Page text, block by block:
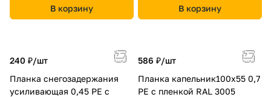
В корзину В корзину
240 ₽/шт
Планка снегозадержания
усиливающая 0,45 PE с
586 ₽/шт
Планка капельник100х55 0,7
PE с пленкой RAL 3005